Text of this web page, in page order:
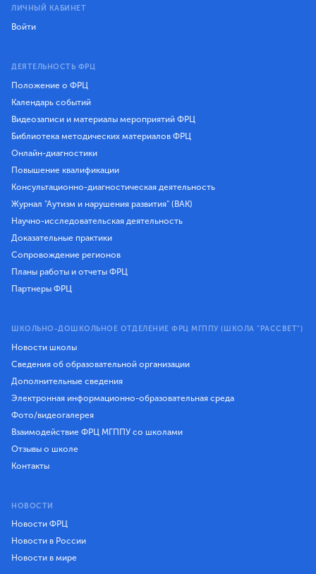
ЛИЧНЫЙ КАБИНЕТ
Войти
ДЕЯТЕЛЬНОСТЬ ФРЦ
Положение о ФРЦ
Календарь событий
Видеозаписи и материалы мероприятий ФРЦ
Библиотека методических материалов ФРЦ
Онлайн-диагностики
Повышение квалификации
Консультационно-диагностическая деятельность
Журнал "Аутизм и нарушения развития" (ВАК)
Научно-исследовательская деятельность
Доказательные практики
Сопровождение регионов
Планы работы и отчеты ФРЦ
Партнеры ФРЦ
ШКОЛЬНО-ДОШКОЛЬНОЕ ОТДЕЛЕНИЕ ФРЦ МГППУ (ШКОЛА "РАССВЕТ")
Новости школы
Сведения об образовательной организации
Дополнительные сведения
Электронная информационно-образовательная среда
Фото/видеогалерея
Взаимодействие ФРЦ МГППУ со школами
Отзывы о школе
Контакты
НОВОСТИ
Новости ФРЦ
Новости в России
Новости в мире